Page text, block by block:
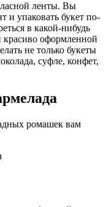
ленты. Вы
и упаковать букет по-
в какой-нибудь
красиво оформленной
не только букеты
суфле, конфет,
ромашек вам